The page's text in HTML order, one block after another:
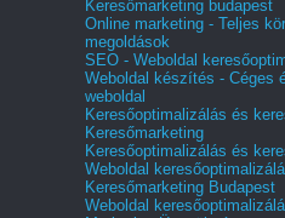
Keresőmarketing budapest
Online marketing - Teljes
megoldások
SEO - Weboldal
Weboldal készítés - Céges
weboldal
Keresőoptimalizálás és
Keresőmarketing
Keresőoptimalizálás és
Weboldal
Keresőmarketing Budapest
Weboldal